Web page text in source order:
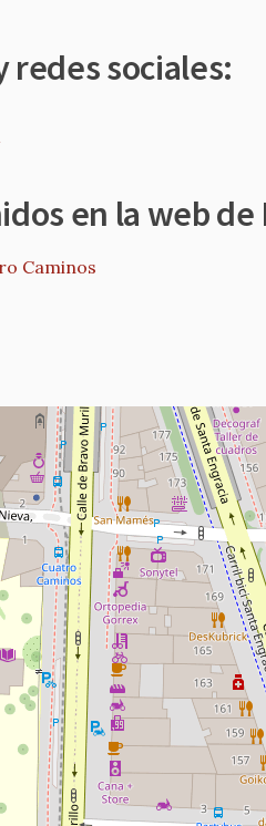
redes sociales:
en la web de
Caminos